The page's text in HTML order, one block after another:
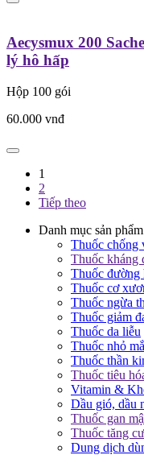
Aecysmux 200
lý hô hấp
Hộp 100 gói
60.000 vnđ
1
2
Tiếp theo
Danh mục sản phẩm
Thuốc chống
Thuốc kháng
Thuốc đường
Thuốc cơ
Thuốc ngừa
Thuốc giảm
Thuốc da liễu
Thuốc nhỏ
Thuốc thần
Thuốc tiêu
Vitamin &
Dầu gió, dầu
Thuốc gan
Thuốc tăng
Dung dịch